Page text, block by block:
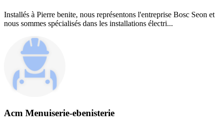
Installés à Pierre benite, nous représentons l'entreprise Bosc Seon et
nous sommes spécialisés dans les installations électri...
Acm Menuiserie-ebenisterie